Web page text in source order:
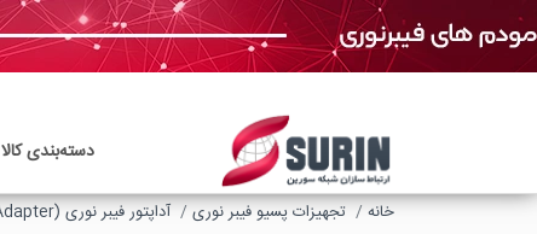
دسته‌بندی‌ کالا
خانه
تجهیزات پسیو فیبر نوری آداپتور فیبر نوری (Fiber Optic Adapter)